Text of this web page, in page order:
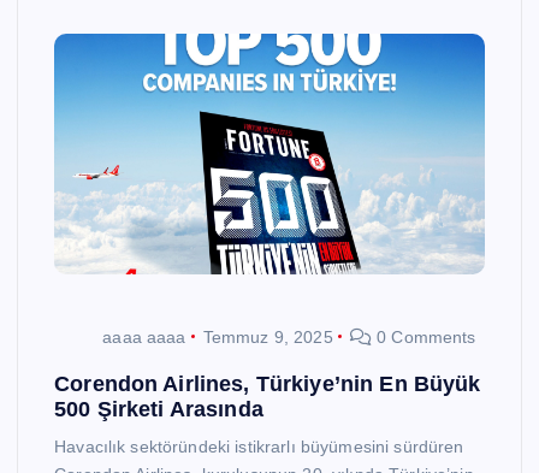
aaaa aaaa Temmuz 9, 2025 0 Comments
Corendon Airlines, Türkiye’nin En Büyük
500 Şirketi Arasında
Havacılık sektöründeki istikrarlı büyümesini sürdüren